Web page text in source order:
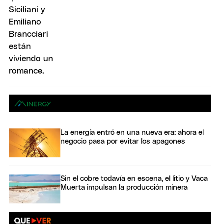
La energía entró en una nueva era: ahora el
negocio pasa por evitar los apagones
Sin el cobre todavía en escena, el litio y Vaca
Muerta impulsan la producción minera